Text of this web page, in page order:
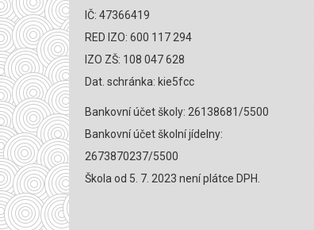
IČ: 47366419
RED IZO: 600 117 294
IZO ZŠ: 108 047 628
Dat. schránka: kie5fcc
Bankovní účet školy: 26138681/5500
Bankovní účet školní jídelny:
2673870237/5500
Škola od 5. 7. 2023 není plátce DPH.